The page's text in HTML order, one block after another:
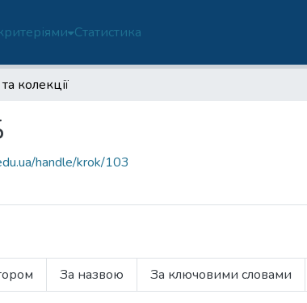
Статистика
колекції
handle/krok/103
За назвою За ключовими словами